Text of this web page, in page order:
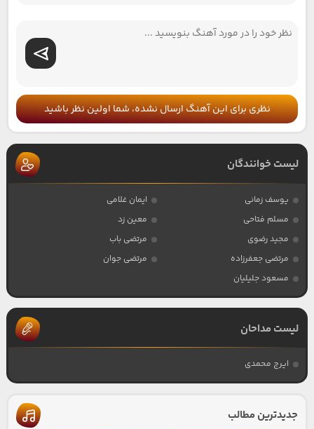
نظری برای این آهنگ ارسال نشده، شما اولین نظر باشید
لیست خوانندگان
یوسف زمانی
ایمان غلامی
مسلم فتاحی
معین زد
مجید رضوی
مرتضی باب
مرتضی جعفرزاده
مرتضی جوان
مسعود جلیلیان
لیست مداحان
ایرج محمدی
جدیدترین مطالب